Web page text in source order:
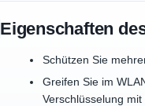
Eigenschaften
Schützen Sie
Greifen Sie im
Verschlüsselung